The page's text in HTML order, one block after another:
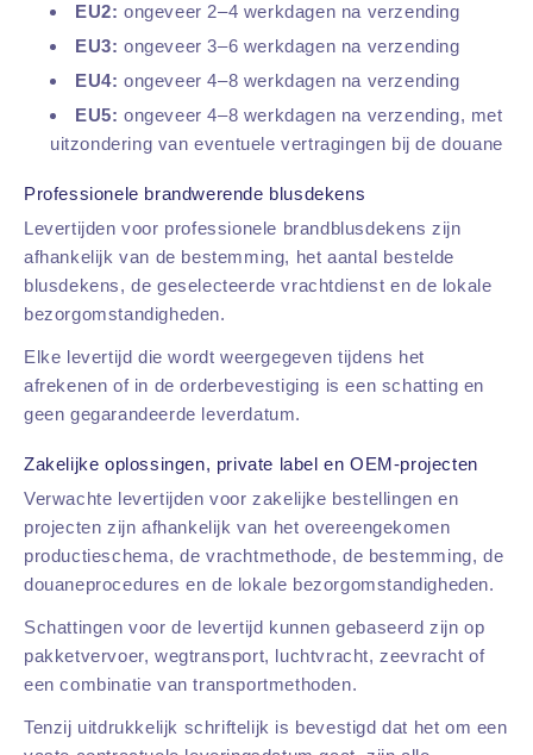
EU2: ongeveer 2–4 werkdagen na verzending
EU3: ongeveer 3–6 werkdagen na verzending
EU4: ongeveer 4–8 werkdagen na verzending
EU5: ongeveer 4–8 werkdagen na verzending, met
uitzondering van eventuele vertragingen bij de douane
Professionele brandwerende blusdekens
Levertijden voor professionele brandblusdekens zijn
afhankelijk van de bestemming, het aantal bestelde
blusdekens, de geselecteerde vrachtdienst en de lokale
bezorgomstandigheden.
Elke levertijd die wordt weergegeven tijdens het
afrekenen of in de orderbevestiging is een schatting en
geen gegarandeerde leverdatum.
Zakelijke oplossingen, private label en OEM-projecten
Verwachte levertijden voor zakelijke bestellingen en
projecten zijn afhankelijk van het overeengekomen
productieschema, de vrachtmethode, de bestemming, de
douaneprocedures en de lokale bezorgomstandigheden.
Schattingen voor de levertijd kunnen gebaseerd zijn op
pakketvervoer, wegtransport, luchtvracht, zeevracht of
een combinatie van transportmethoden.
Tenzij uitdrukkelijk schriftelijk is bevestigd dat het om een